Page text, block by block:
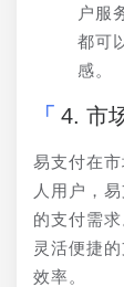
户服
都可
感。
4. 市
易支付在
人用户，
的支付需
灵活便捷
效率。